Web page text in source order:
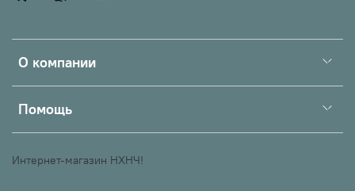
О компании
Помощь
Интернет-магазин НХНЧ!